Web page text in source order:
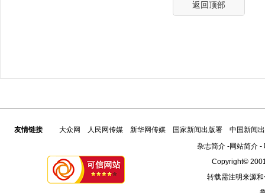
返回顶部
友情链接 大众网 人民网传媒 新华网传媒 国家新闻出版署
中国新闻
杂志简介-网站简介-
Copyright©
转载需注明来源